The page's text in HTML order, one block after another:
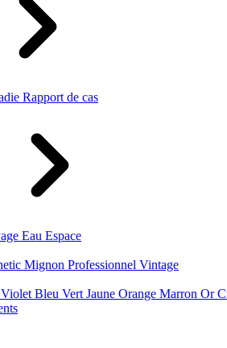
Rapport de cas
Eau Espace
Mignon Professionnel Vintage
Violet Bleu Vert Jaune Orange Marron Or